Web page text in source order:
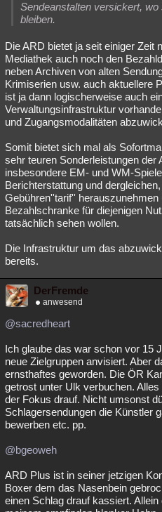
Sendeanstalten versickert,
bleiben.
Die ARD bietet ja seit einiger Zeit
Mediathek auch noch den
neben Archiven von alten
Krimiserien usw. auch aktuellere
ist ja dann logischerweise auch
Verwaltungsinfrastruktur
und Zugangsmodalitäten
Somit bietet sich mal als
sehr teuren Sonderleistungen der
insbesondere EM- und WM-
Berichterstattung und
Gebühren''tarif'' herauszunehmen
Bezahlschranke für diejenigen
tatsächlich sehen wollen.
Die Infrastruktur um das
bereits.
DerFremde
anwesend
@sacredheart
Ich glaube das war schon vor 15
neue Zielgruppen anvisiert. Aber
ernsthaftes geworden. Die ÖR
getrost unter Ulk verbuchen.
der Fokus drauf. Nicht umsonst
Schlagersendungen die Künstler
bewerben etc. pp.
@bgeoweh
ARD Plus ist in seiner jetzigen
Boxer dem das Nasenbein
einen Schlag drauf kassiert.